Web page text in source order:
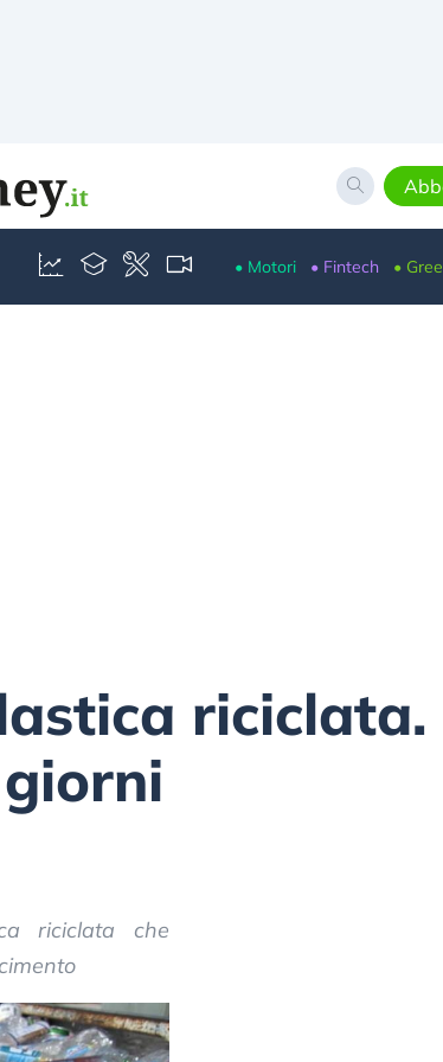
• Motori • Fintech •
riciclata.
riciclata che